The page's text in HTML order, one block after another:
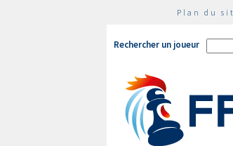
Plan du
Rechercher un joueur